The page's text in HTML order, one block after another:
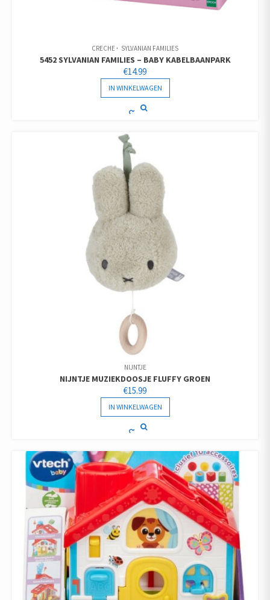
CRECHE SYLVANIAN FAMILIES
5452 SYLVANIAN FAMILIES – BABY KABELBAANPARK
€14.99
IN WINKELWAGEN
NIJNTJE
NIJNTJE MUZIEKDOOSJE FLUFFY GROEN
€15.99
IN WINKELWAGEN